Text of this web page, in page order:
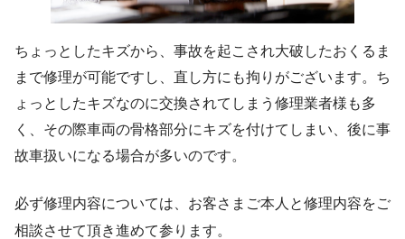
ちょっとしたキズから、事故を起こされ大破したおくるま
まで修理が可能ですし、直し方にも拘りがございます。ち
ょっとしたキズなのに交換されてしまう修理業者様も多
く、その際車両の骨格部分にキズを付けてしまい、後に事
故車扱いになる場合が多いのです。
必ず修理内容については、お客さまご本人と修理内容をご
相談させて頂き進めて参ります。